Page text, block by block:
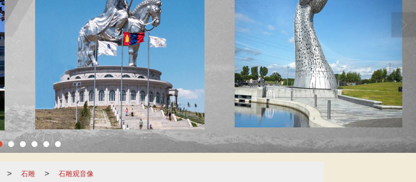
> 石雕 > 石雕观音像